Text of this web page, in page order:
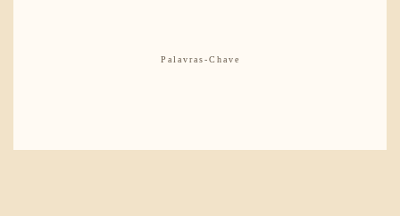
Palavras-Chave